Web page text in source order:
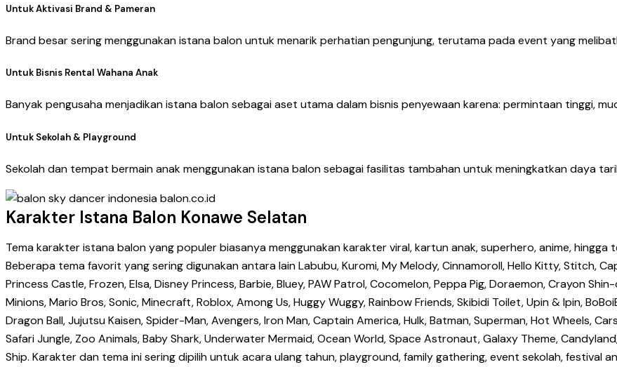
Untuk Aktivasi Brand & Pameran
Brand besar sering menggunakan istana balon untuk menarik perhatian pengunjung, terutama pada event yang
Untuk Bisnis Rental Wahana Anak
Banyak pengusaha menjadikan istana balon sebagai aset utama dalam bisnis penyewaan karena: permintaan tinggi,
Untuk Sekolah & Playground
Sekolah dan tempat bermain anak menggunakan istana balon sebagai fasilitas tambahan untuk meningkatkan daya
Karakter Istana Balon Konawe Selatan
Tema karakter istana balon yang populer biasanya menggunakan karakter viral, kartun anak, superhero, anime, hingga
Beberapa tema favorit yang sering digunakan antara lain Labubu, Kuromi, My Melody, Cinnamoroll, Hello Kitty, Stitch,
Princess Castle, Frozen, Elsa, Disney Princess, Barbie, Bluey, PAW Patrol, Cocomelon, Peppa Pig, Doraemon, Crayon
Minions, Mario Bros, Sonic, Minecraft, Roblox, Among Us, Huggy Wuggy, Rainbow Friends, Skibidi Toilet, Upin & Ipin,
Dragon Ball, Jujutsu Kaisen, Spider-Man, Avengers, Iron Man, Captain America, Hulk, Batman, Superman, Hot Wheels,
Safari Jungle, Zoo Animals, Baby Shark, Underwater Mermaid, Ocean World, Space Astronaut, Galaxy Theme,
Ship. Karakter dan tema ini sering dipilih untuk acara ulang tahun, playground, family gathering, event sekolah, festival